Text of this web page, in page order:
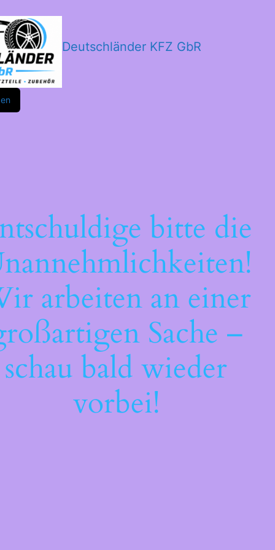
Deutschländer KFZ GbR
bitte die
arbeiten an einer
Sache –
schau bald wieder
vorbei!